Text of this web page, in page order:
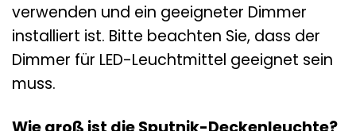
verwenden und ein geeigneter Dimmer
installiert ist. Bitte beachten Sie, dass der
Dimmer für LED-Leuchtmittel geeignet sein
muss.